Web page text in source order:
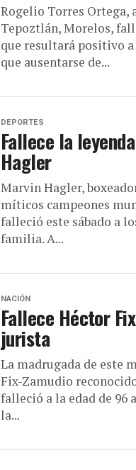
Rogelio Torres Ortega,
Tepoztlán, Morelos,
que resultará positivo
que ausentarse de...
DEPORTES
Fallece la
Hagler
Marvin Hagler,
míticos campeones
falleció este sábado a
familia. A...
NACIÓN
Fallece Héctor
jurista
La madrugada de este
Fix-Zamudio
falleció a la edad de 96
la...